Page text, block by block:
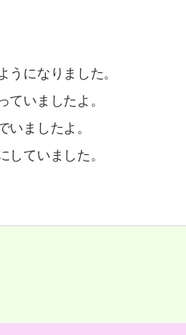
になりました。
いましたよ。
ましたよ。
ていました。